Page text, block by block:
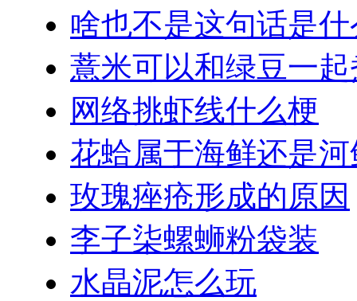
啥也不是这句话是
薏米可以和绿豆一
网络挑虾线什么梗
花蛤属于海鲜还是河
玫瑰痤疮形成的原因
李子柒螺蛳粉袋装
水晶泥怎么玩